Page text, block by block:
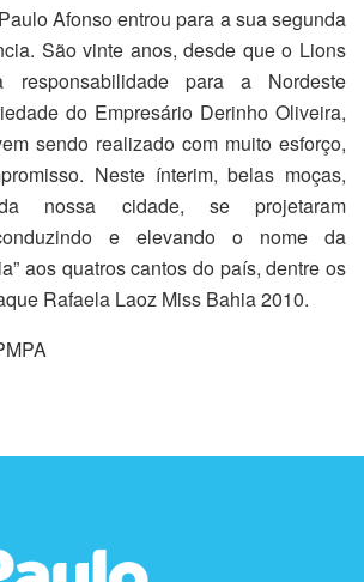
Afonso entrou para a sua segunda
São vinte anos, desde que o Lions
para a Nordeste
do Empresário Derinho Oliveira,
sendo realizado com muito esforço,
Neste ínterim, belas moças,
da nossa cidade, se projetaram
e elevando o nome da
aos quatros cantos do país, dentre os
Rafaela Laoz Miss Bahia 2010.